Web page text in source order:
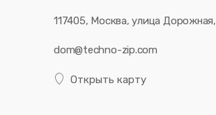
117405, Москва, улица
dom@techno-zip.com
Открыть карту